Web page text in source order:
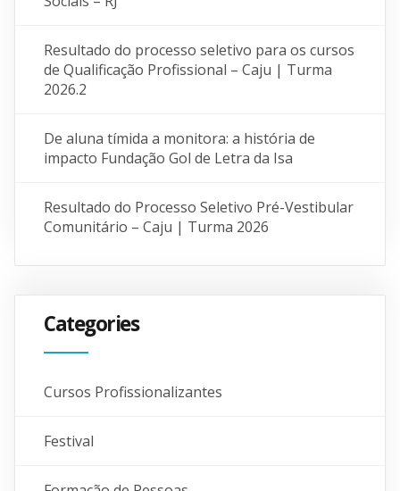
Resultado do processo seletivo para os cursos
de Qualificação Profissional – Caju | Turma
2026.2
De aluna tímida a monitora: a história de
impacto Fundação Gol de Letra da Isa
Resultado do Processo Seletivo Pré-Vestibular
Comunitário – Caju | Turma 2026
Categories
Cursos Profissionalizantes
Festival